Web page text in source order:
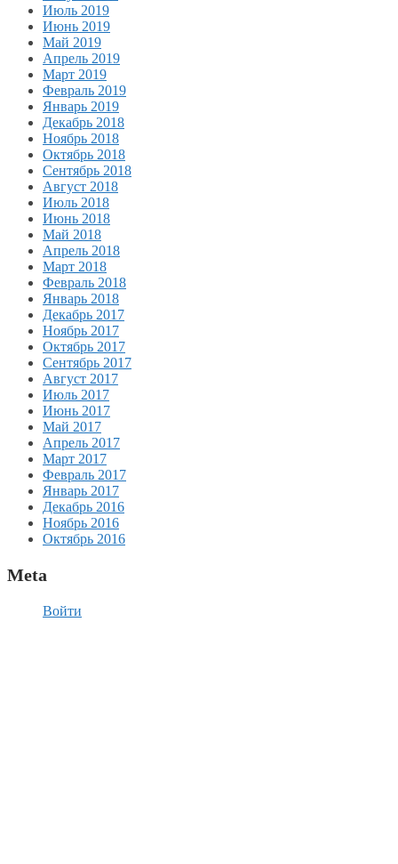
Июль 2019
Июнь 2019
Май 2019
Апрель 2019
Март 2019
Февраль 2019
Январь 2019
Декабрь 2018
Ноябрь 2018
Октябрь 2018
Сентябрь 2018
Август 2018
Июль 2018
Июнь 2018
Май 2018
Апрель 2018
Март 2018
Февраль 2018
Январь 2018
Декабрь 2017
Ноябрь 2017
Октябрь 2017
Сентябрь 2017
Август 2017
Июль 2017
Июнь 2017
Май 2017
Апрель 2017
Март 2017
Февраль 2017
Январь 2017
Декабрь 2016
Ноябрь 2016
Октябрь 2016
Meta
Войти